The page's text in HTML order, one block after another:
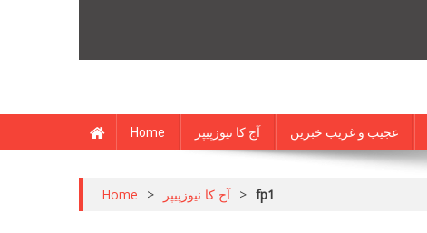
Home آج کا نیوزپیپر عجیب و غریب خبریں
Home > آج کا نیوزپیپر > fp1